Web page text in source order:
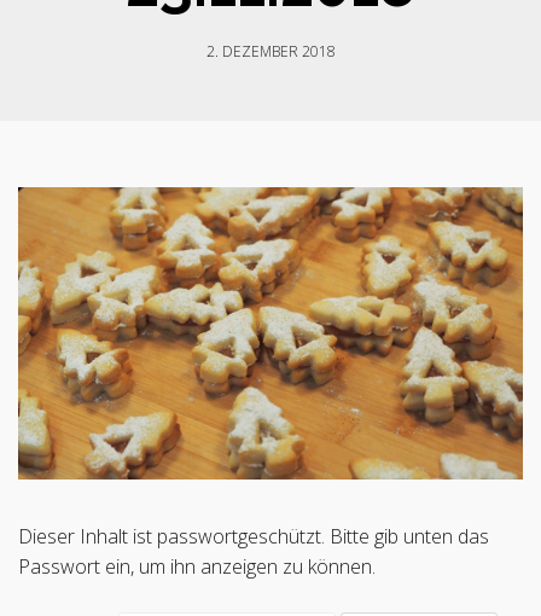
2. DEZEMBER 2018
Dieser Inhalt ist passwortgeschützt. Bitte gib unten das
Passwort ein, um ihn anzeigen zu können.